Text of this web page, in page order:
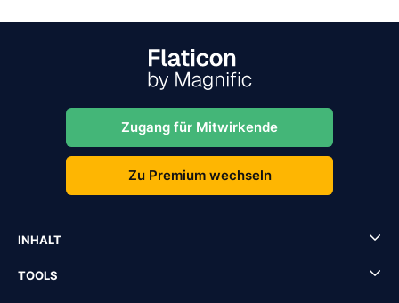
Zugang für Mitwirkende
Zu Premium wechseln
INHALT
TOOLS